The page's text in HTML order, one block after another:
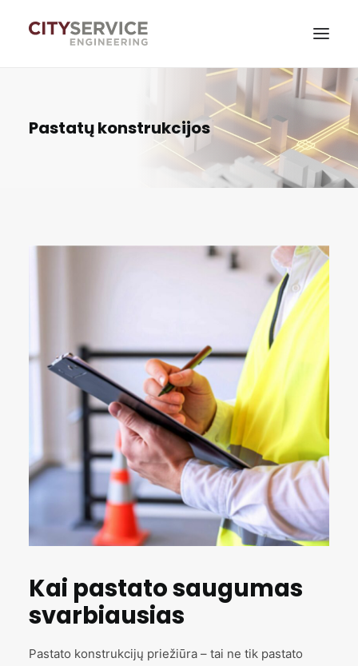
Naujienos
Kontaktai
Pastatų konstrukcijos
Kai pastato saugumas
svarbiausias
Pastato konstrukcijų priežiūra – tai ne tik pastato